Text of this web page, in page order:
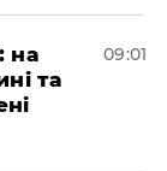
на
та
09:01